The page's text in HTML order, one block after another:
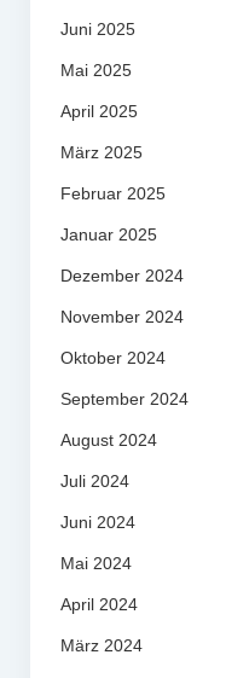
Juni 2025
Mai 2025
April 2025
März 2025
Februar 2025
Januar 2025
Dezember 2024
November 2024
Oktober 2024
September 2024
August 2024
Juli 2024
Juni 2024
Mai 2024
April 2024
März 2024